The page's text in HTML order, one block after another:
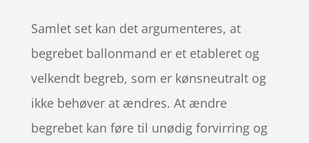
Samlet set kan det argumenteres, at
begrebet ballonmand er et etableret og
velkendt begreb, som er kønsneutralt og
ikke behøver at ændres. At ændre
begrebet kan føre til unødig forvirring og